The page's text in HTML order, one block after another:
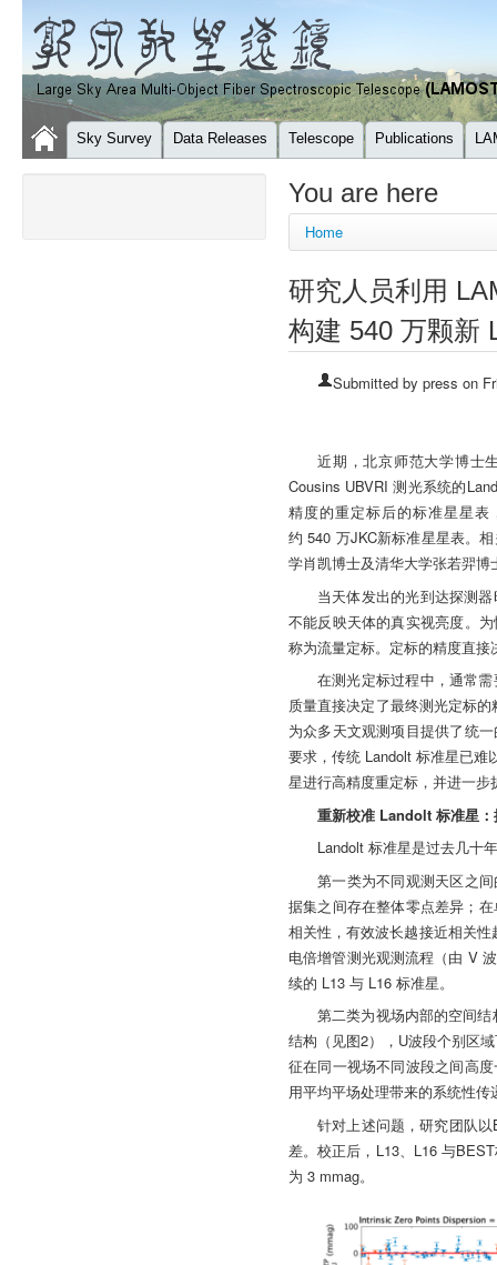
Sky Survey Data Releases Telescope Publications
You are here
Home
研究人员利用
构建 540 万颗新
Submitted by press on
近期，北京师范大学博士
Cousins UBVRI 测光系统的
精度的重定标后的标准星星表
约 540 万JKC新标准星星表。
学肖凯博士及清华大学张若羿博
当天体发出的光到达探测
不能反映天体的真实视亮度。
称为流量定标。定标的精度直
在测光定标过程中，通常
质量直接决定了最终测光定标
为众多天文观测项目提供了统
要求，传统 Landolt 标准星已难
星进行高精度重定标，并进一
重新校准 Landolt 标准星
Landolt 标准星是过去几十
第一类为不同观测天区之
据集之间存在整体零点差异；
相关性，有效波长越接近相关
电倍增管测光观测流程（由 V
续的 L13 与 L16 标准星。
第二类为视场内部的空间
结构（见图2），U波段个别区
征在同一视场不同波段之间高
用平均平场处理带来的系统性传
针对上述问题，研究团队
差。校正后，L13、L16 与
为 3 mmag。